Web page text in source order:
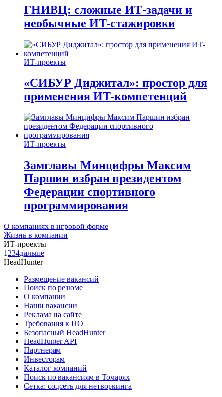
ГНИВЦ: сложные ИТ‑задачи и
необычные ИТ‑стажировки
ИТ-проекты
«СИБУР Диджитал»: простор для
применения ИТ-компетенций
ИТ-проекты
Замглавы Минцифры Максим
Паршин избран президентом
Федерации спортивного
программирования
О компаниях в игровой форме
Жизнь в компании
ИТ-проекты
1 234дальше
HeadHunter
Размещение вакансий
Поиск по резюме
О компании
Наши вакансии
Реклама на сайте
Требования к ПО
Безопасный HeadHunter
HeadHunter API
Партнерам
Инвесторам
Каталог компаний
Поиск по вакансиям в Томарях
Сетка: соцсеть для нетворкинга